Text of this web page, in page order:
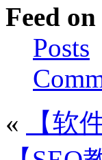
Feed on
Posts
«
【软